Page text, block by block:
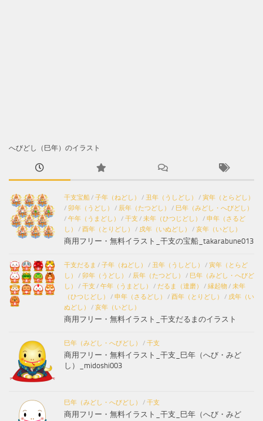
へびどし（巳年）のイラスト
干支宝船/ 子年（ねどし） / 丑年（うしどし） / 寅年（とらどし）
/ 卯年（うどし） / 辰年（たつどし） / 巳年（みどし・へびどし）
/ 午年（うまどし） / 干支 / 未年（ひつじどし） / 申年（さるど
し）
/ 酉年（とりどし） / 戌年（いぬどし） / 亥年（いどし）
商用フリー・無料イラスト_干支の宝船_takarabune013
干支だるま / 子年（ねどし） / 丑年（うしどし） / 寅年（とらど
し）
/ 卯年（うどし） / 辰年（たつどし） / 巳年（みどし・へびど
し）
/ 干支 / 午年（うまどし） / だるま（達磨） / 縁起物/ 未年
（ひつじどし）
/ 申年（さるどし） / 酉年（とりどし） / 戌年（い
ぬどし）
/ 亥年（いどし）
商用フリー・無料イラスト_干支だるまのイラスト
巳年（みどし・へびどし） / 干支
商用フリー・無料イラスト_干支_巳年（へび・みど
し）_midoshi003
巳年（みどし・へびどし） / 干支
商用フリー・無料イラスト_干支_巳年（へび・みど